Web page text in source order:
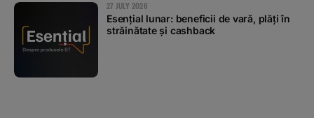
27 JULY 2026
Esențial lunar: beneficii de vară, plăți în
străinătate și cashback